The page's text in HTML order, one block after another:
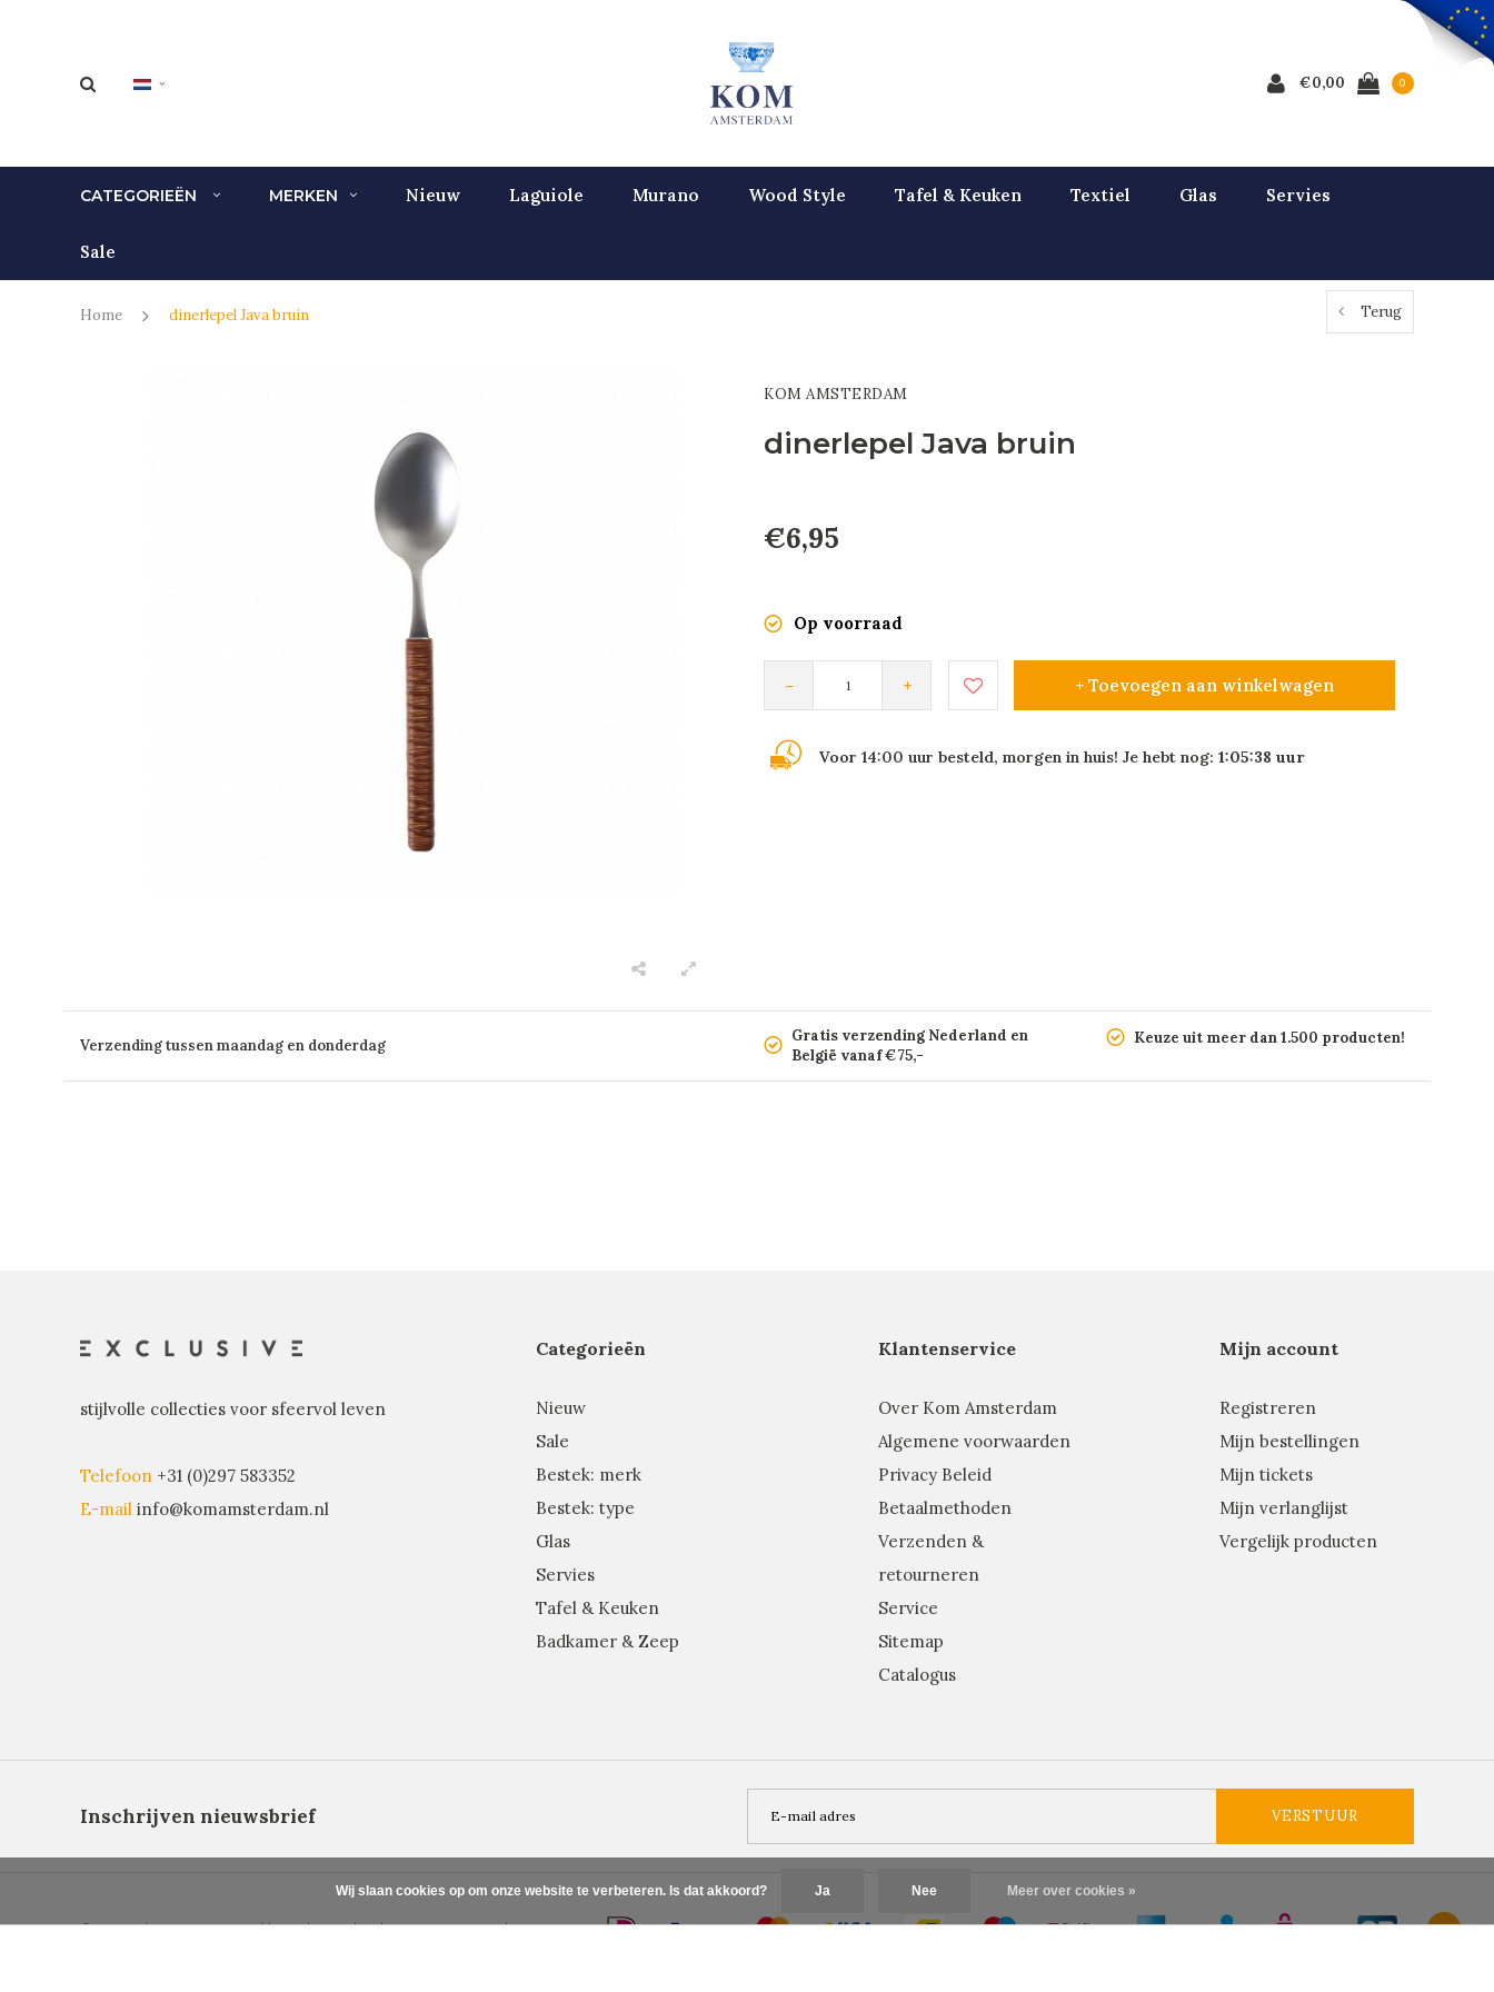
€0,00 0
CATEGORIEËN MERKEN Nieuw Laguiole Murano Wood Style Tafel & Keuken Textiel Glas Servies
Sale
Home dinerlepel Java bruin Terug
KOM AMSTERDAM
dinerlepel Java bruin
€6,95
Op voorraad
- + + Toevoegen aan winkelwagen
Voor 14:00 uur besteld, morgen in huis! Je hebt nog: 1:05:38 uur
Verzending tussen maandag en donderdag
Gratis verzending Nederland en
België vanaf €75,-
Keuze uit meer dan 1.500 producten!
stijlvolle collecties voor sfeervol leven
Telefoon +31 (0)297 583352
E-mail info@komamsterdam.nl
Categorieën
Nieuw
Sale
Bestek: merk
Bestek: type
Glas
Servies
Tafel & Keuken
Badkamer & Zeep
Klantenservice
Over Kom Amsterdam
Algemene voorwaarden
Privacy Beleid
Betaalmethoden
Verzenden &
retourneren
Service
Sitemap
Catalogus
Mijn account
Registreren
Mijn bestellingen
Mijn tickets
Mijn verlanglijst
Vergelijk producten
Inschrijven nieuwsbrief VERSTUUR
© Copyright 2026 - Powered byLightspeed- Theme ByDMWSxPlus+
Wij slaan cookies op om onze website te verbeteren. Is dat akkoord? Ja Nee Meer over cookies »